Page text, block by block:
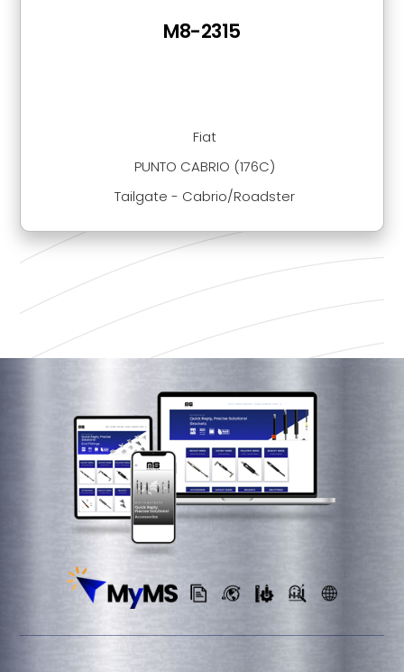
Fiat
PUNTO CABRIO (176C)
Tailgate - Cabrio/Roadster
M8-2315